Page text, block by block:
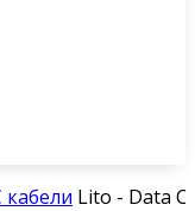
кабели Lito - Data